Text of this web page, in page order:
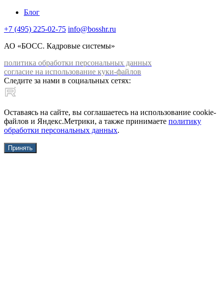
Блог
+7 (495) 225-02-75 info@bosshr.ru
АО «БОСС. Кадровые системы»
политика обработки персональных данных
согласие на использование куки-файлов
Следите за нами в социальных сетях:
Оставаясь на сайте, вы соглашаетесь на использование cookie-
файлов и Яндекс.Метрики, а также принимаете политику
обработки персональных данных.
Принять